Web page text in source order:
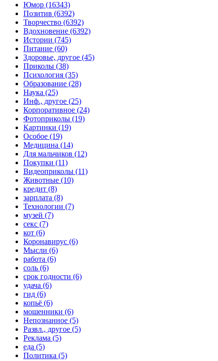
Юмор (16343)
Позитив (6392)
Творчество (6392)
Вдохновение (6392)
Истории (745)
Питание (60)
Здоровье, другое (45)
Приколы (38)
Психология (35)
Образование (28)
Наука (25)
Инф., другое (25)
Корпоративное (24)
Фотоприколы (19)
Картинки (19)
Особое (19)
Медицина (14)
Для мальчиков (12)
Покупки (11)
Видеоприколы (11)
Животные (10)
кредит (8)
зарплата (8)
Технологии (7)
музей (7)
секс (7)
кот (6)
Коронавирус (6)
Мысли (6)
работа (6)
соль (6)
срок годности (6)
удача (6)
гид (6)
копьё (6)
мошенники (6)
Непознанное (5)
Развл., другое (5)
Реклама (5)
еда (5)
Политика (5)